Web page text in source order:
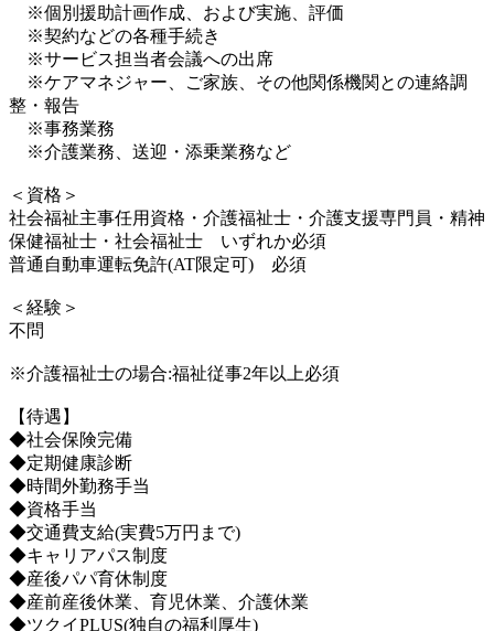
※個別援助計画作成、および実施、評価
※契約などの各種手続き
※サービス担当者会議への出席
※ケアマネジャー、ご家族、その他関係機関との連絡調
整・報告
※事務業務
※介護業務、送迎・添乗業務など
＜資格＞
社会福祉主事任用資格・介護福祉士・介護支援専門員・精神
保健福祉士・社会福祉士 いずれか必須
普通自動車運転免許(AT限定可) 必須
＜経験＞
不問
※介護福祉士の場合:福祉従事2年以上必須
【待遇】
◆社会保険完備
◆定期健康診断
◆時間外勤務手当
◆資格手当
◆交通費支給(実費5万円まで)
◆キャリアパス制度
◆産後パパ育休制度
◆産前産後休業、育児休業、介護休業
◆ツクイPLUS(独自の福利厚生)